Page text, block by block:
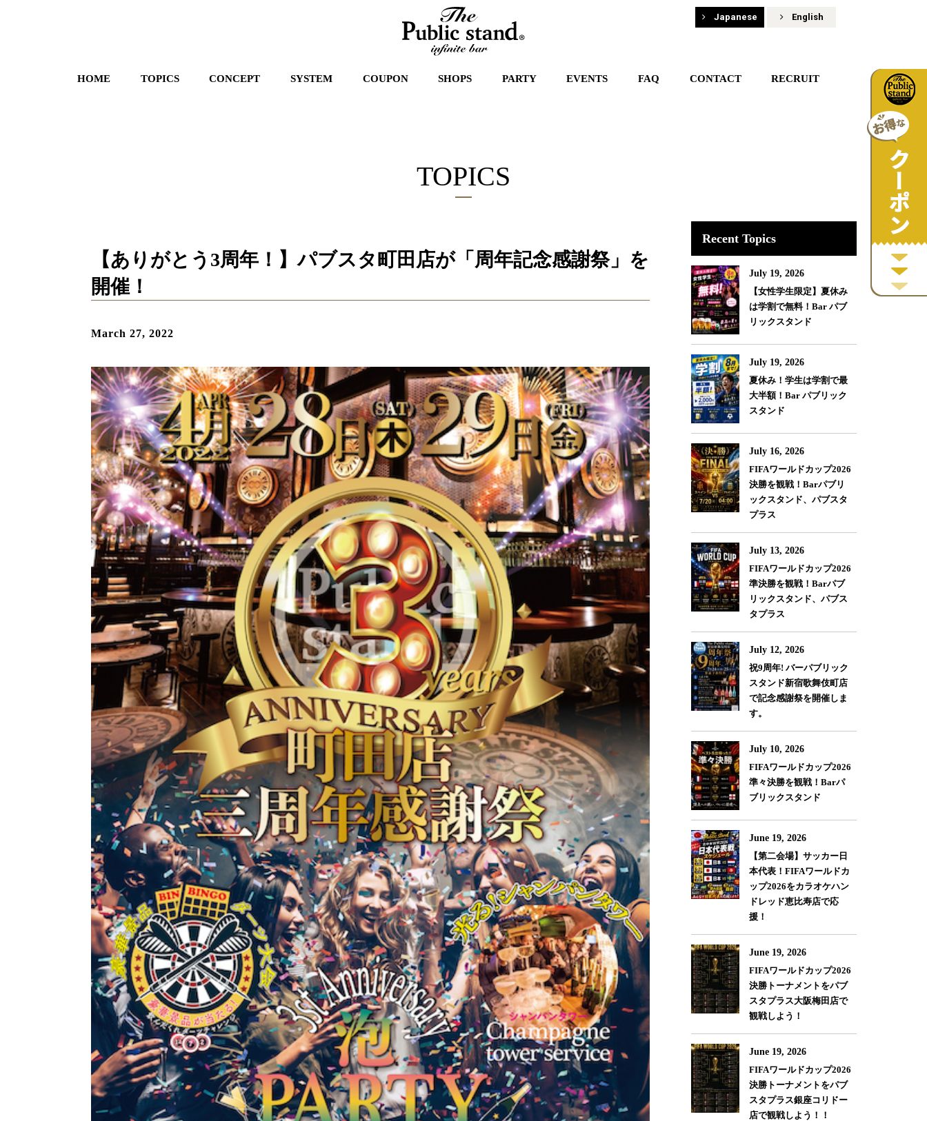
Japanese English
HOME TOPICS CONCEPT SYSTEM COUPON SHOPS PARTY EVENTS FAQ CONTACT RECRUIT
TOPICS
【ありがとう3周年！】パブスタ町田店が「周年記念感謝祭」を
開催！
March 27, 2022
Recent Topics
July 19, 2026
【女性学生限定】夏休み
は学割で無料！Bar パブ
リックスタンド
July 19, 2026
夏休み！学生は学割で最
大半額！Bar パブリック
スタンド
July 16, 2026
FIFAワールドカップ2026
決勝を観戦！Barパブリ
ックスタンド、パブスタ
プラス
July 13, 2026
FIFAワールドカップ2026
準決勝を観戦！Barパブ
リックスタンド、パブス
タプラス
July 12, 2026
祝9周年! バーパブリック
スタンド新宿歌舞伎町店
で記念感謝祭を開催しま
す。
July 10, 2026
FIFAワールドカップ2026
準々決勝を観戦！Barパ
ブリックスタンド
June 19, 2026
【第二会場】サッカー日
本代表！FIFAワールドカ
ップ2026をカラオケハン
ドレッド恵比寿店で応
援！
June 19, 2026
FIFAワールドカップ2026
決勝トーナメントをパブ
スタプラス大阪梅田店で
観戦しよう！
June 19, 2026
FIFAワールドカップ2026
決勝トーナメントをパブ
スタプラス銀座コリドー
店で観戦しよう！！